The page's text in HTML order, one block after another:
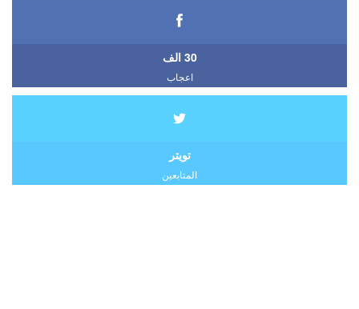
30 الف
اعجاب
تويتر
المتابعين